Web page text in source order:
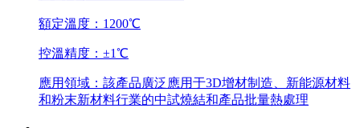
額定溫度：1200℃
控溫精度：±1℃
應用領域：該產品廣泛應用于3D增材制造、新能源材料
和粉末新材料行業的中試燒結和產品批量熱處理